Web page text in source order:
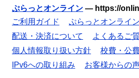
ぷらっとオンライン — https://
ご利用ガイド
ぷらっとオンライ
配送・決済について
よくあるご
個人情報取り扱い方針
校費・公
IPv6への取り組み
お客様からの